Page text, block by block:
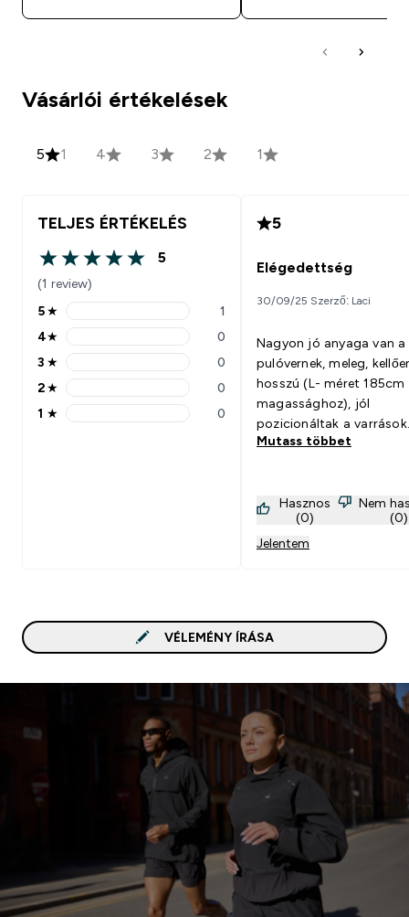
Vásárlói értékelések
5 1 4 3 2 1
TELJES ÉRTÉKELÉS
5 out of 5 stars
5
(1 review)
5 stars rating 1 reviews
5★ 1
4 stars rating 0 reviews
4★ 0
3 stars rating 0 reviews
3 ★ 0
2 stars rating 0 reviews
2★ 0
1 stars rating 0 reviews
1 ★ 0
5
Elégedettség
30/09/25 Szerző: Laci
Nagyon jó anyaga van a
pulóvernek, meleg,
hosszú (L- méret 185cm
magassághoz), jól
pozicionáltak a varrások.
Úgyhogy maximálisan
színekben is, ebbben
vagyok
Mutass többet
Hasznos
(0)
Nem
(0)
Jelentem
VÉLEMÉNY ÍRÁSA